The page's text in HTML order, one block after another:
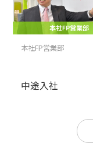
本社FP営業部
中途入社